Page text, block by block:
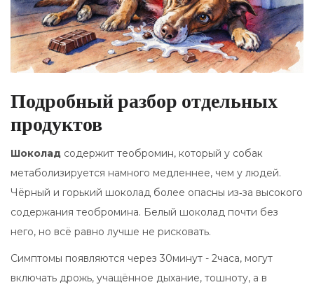
Подробный разбор отдельных
продуктов
Шоколад содержит теобромин, который у собак
метаболизируется намного медленнее, чем у людей.
Чёрный и горький шоколад более опасны из‑за высокого
содержания теобромина. Белый шоколад почти без
него, но всё равно лучше не рисковать.
Симптомы появляются через 30минут - 2часа, могут
включать дрожь, учащённое дыхание, тошноту, а в